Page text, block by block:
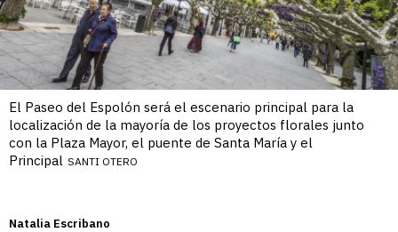
El Paseo del Espolón será el escenario principal para la
localización de la mayoría de los proyectos florales junto
con la Plaza Mayor, el puente de Santa María y el
Principal SANTI OTERO
Natalia Escribano